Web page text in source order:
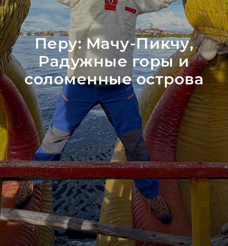
Перу: Мачу-Пикчу,
Радужные горы и
соломенные острова